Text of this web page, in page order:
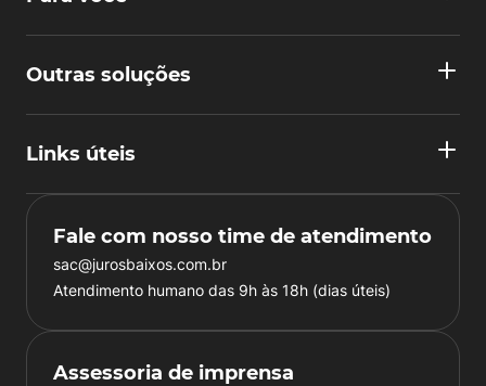
Outras soluções
Links úteis
Fale com nosso time de atendimento
sac@jurosbaixos.com.br
Atendimento humano das 9h às 18h (dias úteis)
Assessoria de imprensa